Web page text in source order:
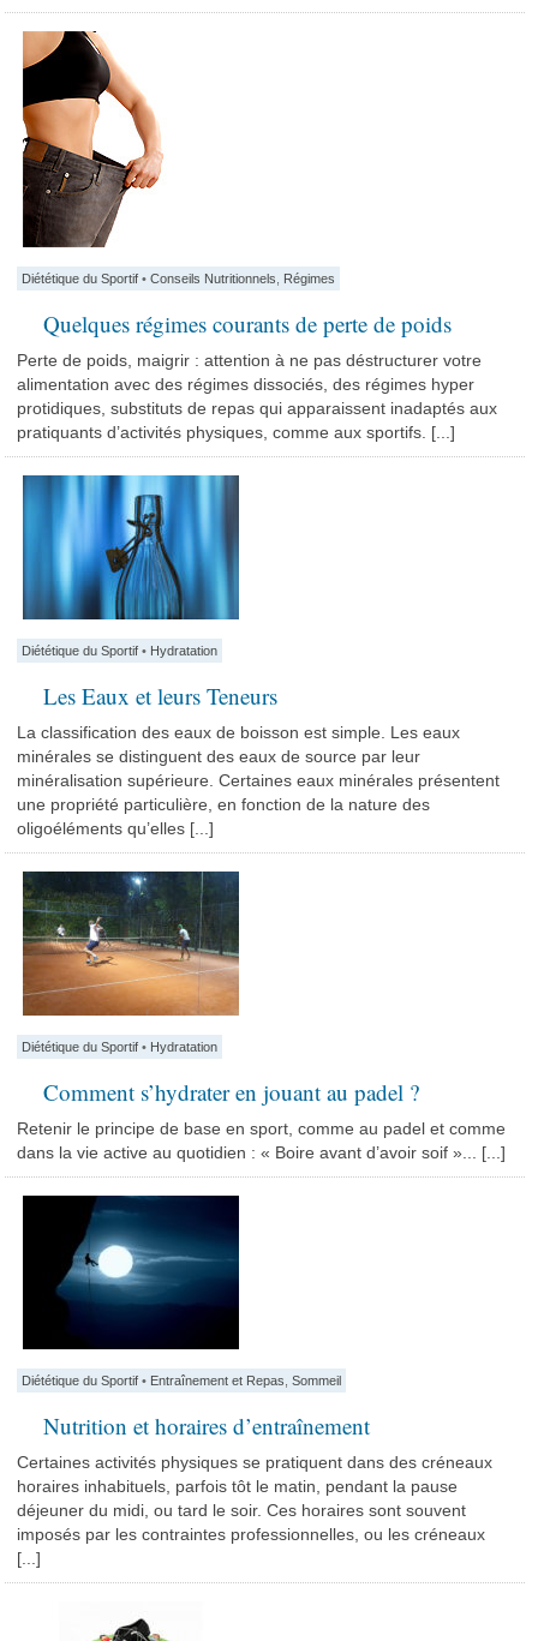
Diététique du Sportif •Conseils Nutritionnels Régimes
Quelques régimes courants de perte de poids
Perte de poids, maigrir : attention à ne pas déstructurer votre
alimentation avec des régimes dissociés, des régimes hyper
protidiques, substituts de repas qui apparaissent inadaptés aux
pratiquants d’activités physiques, comme aux sportifs. [...]
Diététique du Sportif • Hydratation
Les Eaux et leurs Teneurs
La classification des eaux de boisson est simple. Les eaux
minérales se distinguent des eaux de source par leur
minéralisation supérieure. Certaines eaux minérales présentent
une propriété particulière, en fonction de la nature des
oligoéléments qu’elles [...]
Diététique du Sportif • Hydratation
Comment s’hydrater en jouant au padel ?
Retenir le principe de base en sport, comme au padel et comme
dans la vie active au quotidien : « Boire avant d’avoir soif »... [...]
Diététique du Sportif • Entraînement et Repas ,Sommeil
Nutrition et horaires d’entraînement
Certaines activités physiques se pratiquent dans des créneaux
horaires inhabituels, parfois tôt le matin, pendant la pause
déjeuner du midi, ou tard le soir. Ces horaires sont souvent
imposés par les contraintes professionnelles, ou les créneaux
[...]